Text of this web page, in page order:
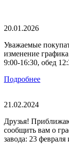
20.01.2026
Уважаемые
изменение
9:00-16:30, обед
Подробнее
21.02.2024
Друзья!
сообщить вам о
завода: 23 февраля